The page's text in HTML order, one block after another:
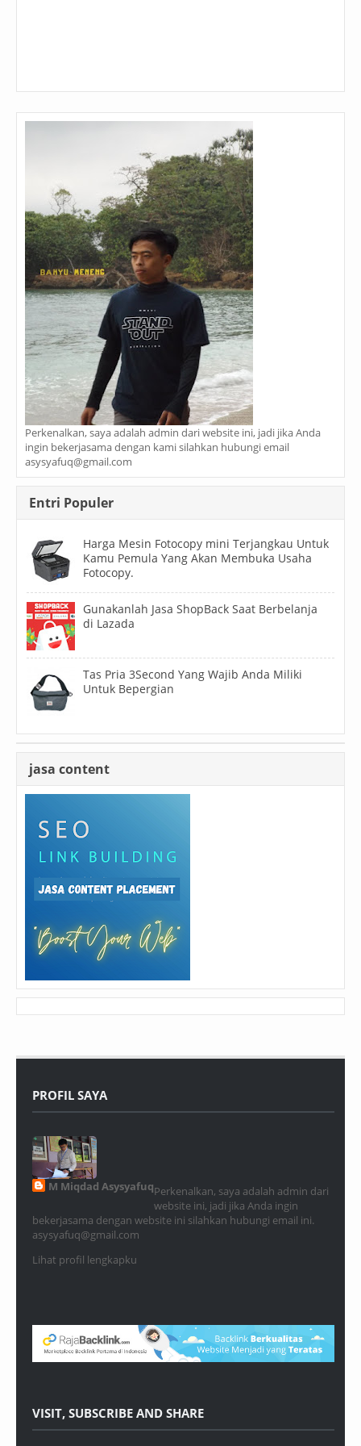
Perkenalkan, saya adalah admin dari website ini, jadi jika Anda
ingin bekerjasama dengan kami silahkan hubungi email
asysyafuq@gmail.com
Entri Populer
Harga Mesin Fotocopy mini Terjangkau Untuk
Kamu Pemula Yang Akan Membuka Usaha
Fotocopy.
Gunakanlah Jasa ShopBack Saat Berbelanja
di Lazada
Tas Pria 3Second Yang Wajib Anda Miliki
Untuk Bepergian
jasa content
PROFIL SAYA
M Miqdad AsysyafuqPerkenalkan, saya adalah admin dari
website ini, jadi jika Anda ingin
bekerjasama dengan website ini silahkan hubungi email ini.
asysyafuq@gmail.com
Lihat profil lengkapku
VISIT, SUBSCRIBE AND SHARE